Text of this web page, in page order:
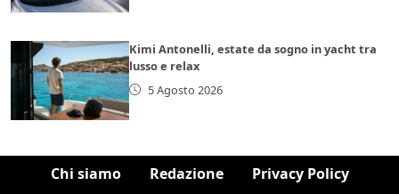
Kimi Antonelli, estate da sogno in yacht tra
lusso e relax
5 Agosto 2026
Chi siamo Redazione
Privacy Policy